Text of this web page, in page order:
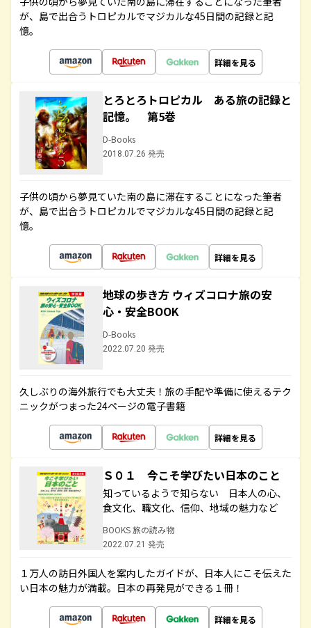
が、島で出合うトロピカルでマジカルな45日間の記録と記
憶。
詳細を見る
とろとろトロピカル ある旅の記録と
記憶。 第5巻
D-Books
2018.07.26 発売
子供の頃から夢見ていた南の島に滞在することになった筆者
が、島で出合うトロピカルでマジカルな45日間の記録と記
憶。
詳細を見る
地球の歩き方 ウィズコロナ旅の安
心・安全BOOK
D-Books
2022.07.20 発売
久しぶりの海外旅行でも大丈夫！旅の手配や準備に使えるテク
ニックがつまった24ページの電子書籍
詳細を見る
Ｓ０１ 今こそ学びたい日本のこと
知っているようで知らない 日本人の心、
食文化、職文化、信仰、地域の魅力など
BOOKS 旅の読み物
2022.07.21 発売
１万人の訪日外国人を案内したガイドが、日本人にこそ伝えた
い日本の魅力が満載。日本の再発見ができる１冊！
詳細を見る